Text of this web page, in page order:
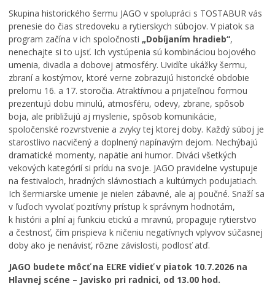
Cirkev
Šport
Skupina historického šermu JAGO v spolupráci s TOSTABUR vás
prenesie do čias stredoveku a rytierskych súbojov. V piatok sa
program začína v ich spoločnosti „Dobíjaním hradieb“,
nenechajte si to ujsť. Ich vystúpenia sú kombináciou bojového
umenia, divadla a dobovej atmosféry. Uvidíte ukážky šermu,
zbraní a kostýmov, ktoré verne zobrazujú historické obdobie
prelomu 16. a 17. storočia. Atraktívnou a prijateľnou formou
prezentujú dobu minulú, atmosféru, odevy, zbrane, spôsob
boja, ale približujú aj myslenie, spôsob komunikácie,
spoločenské rozvrstvenie a zvyky tej ktorej doby. Každý súboj je
starostlivo nacvičený a doplnený napínavým dejom. Nechýbajú
dramatické momenty, napätie ani humor. Diváci všetkých
vekových kategórií si prídu na svoje. JAGO pravidelne vystupuje
na festivaloch, hradných slávnostiach a kultúrnych podujatiach.
Ich šermiarske umenie je nielen zábavné, ale aj poučné. Snaží sa
v ľuďoch vyvolať pozitívny prístup k správnym hodnotám,
k histórii a plní aj funkciu etickú a mravnú, propaguje rytierstvo
a čestnosť, čím prispieva k ničeniu negatívnych vplyvov súčasnej
doby ako je nenávisť, rôzne závislosti, podlosť atď.
JAGO budete môcť na EĽRE vidieť v piatok 10.7.2026 na
Hlavnej scéne – Javisko pri radnici, od 13.00 hod.
e
n
í
p
r
e
v
á
d
z
k
o
v
ý
p
o
r
i
a
d
o
k
a
t
a
s
t
e
r
p
r
e
p
í
s
a
l
h
r
a
n
i
c
u
t
e
j
š
e
j
T
r
o
j
i
c
e
v
K
e
ž
m
a
r
k
u